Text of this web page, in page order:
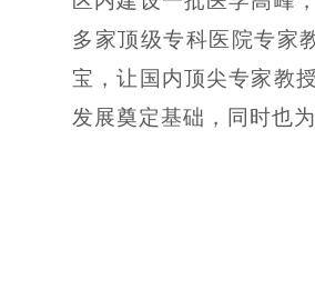
多家顶级专科医院专家
宝，让国内顶尖专家教
发展奠定基础，同时也